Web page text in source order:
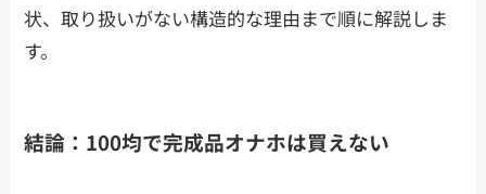
状、取り扱いがない構造的な理由まで順に解説しま
す。
結論：100均で完成品オナホは買えない